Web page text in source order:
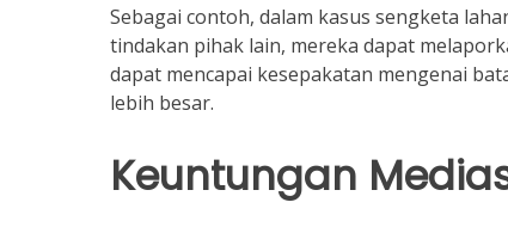
Sebagai contoh, dalam kasus sengketa
tindakan pihak lain, mereka dapat
dapat mencapai kesepakatan mengenai
lebih besar.
Keuntungan